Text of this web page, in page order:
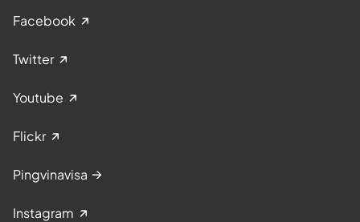
Facebook
Twitter
Youtube
Flickr
Pingvinavisa
Instagram